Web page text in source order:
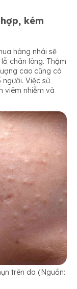
kém
hàng nhái sẽ
chân lông. Thậm
cao cũng có
Việc sử
viêm nhiễm và
trên da (Nguồn: